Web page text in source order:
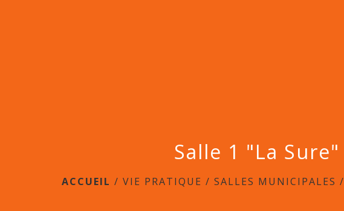
Salle 1 "La Sure"
ACCUEIL / VIE PRATIQUE / SALLES MUNICIPALES /